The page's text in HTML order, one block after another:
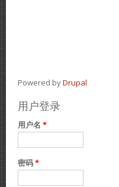
Powered byDrupal
用户登录
用户名 *
密码*